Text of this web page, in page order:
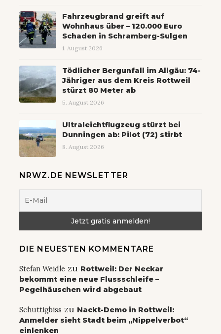
Fahrzeugbrand greift auf
Wohnhaus über – 120.000 Euro
Schaden in Schramberg-Sulgen
1. August 2026
Tödlicher Bergunfall im Allgäu: 74-
Jähriger aus dem Kreis Rottweil
stürzt 80 Meter ab
5. August 2026
Ultraleichtflugzeug stürzt bei
Dunningen ab: Pilot (72) stirbt
8. August 2026
NRWZ.DE NEWSLETTER
DIE NEUESTEN KOMMENTARE
Stefan Weidle zu Rottweil: Der Neckar
bekommt eine neue Flussschleife –
Pegelhäuschen wird abgebaut
Schuttigbiss zu Nackt-Demo in Rottweil:
Anmelder sieht Stadt beim „Nippelverbot“
einlenken